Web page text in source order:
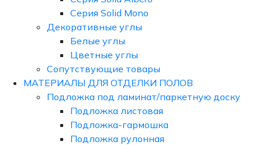
Серия Solid Mono
Декоративные углы
Белые углы
Цветные углы
Сопутствующие товары
МАТЕРИАЛЫ ДЛЯ ОТДЕЛКИ ПОЛОВ
Подложка под ламинат/паркетную доску
Подложка листовая
Подложка-гармошка
Подложка рулонная